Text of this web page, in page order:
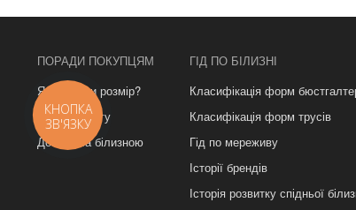
ПОРАДИ ПОКУПЦЯМ
Як вибрати розмір?
Урок з фітінгу
Догляд за білизною
ГІД ПО БІЛИЗНІ
Класифікація форм
Класифікація форм трусів
Гід по мереживу
Історії брендів
Історія розвитку спідньої
КНОПКА
ЗВ'ЯЗКУ